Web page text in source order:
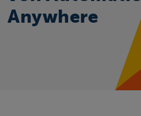
Anywhere